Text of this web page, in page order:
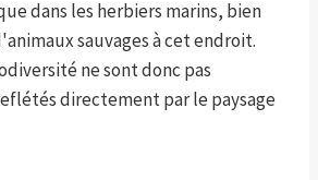
dans les herbiers marins, bien
sauvages à cet endroit.
ne sont donc pas
directement par le paysage